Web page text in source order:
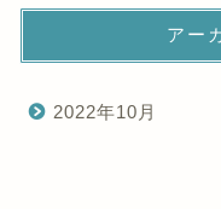
アー
2022年10月